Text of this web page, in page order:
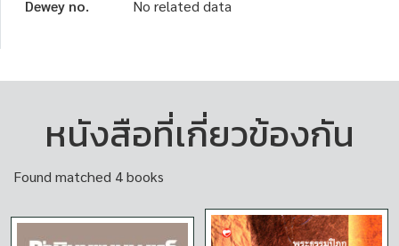
Dewey no. No related data
หนังสือที่เกี่ยวข้องกัน
Found matched 4 books